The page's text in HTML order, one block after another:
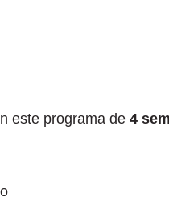
este programa de 4